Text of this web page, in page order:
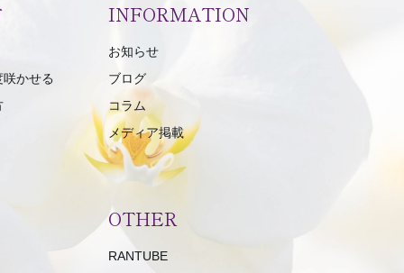
かせる
INFORMATION
お知らせ
ブログ
コラム
メディア掲載
OTHER
RANTUBE